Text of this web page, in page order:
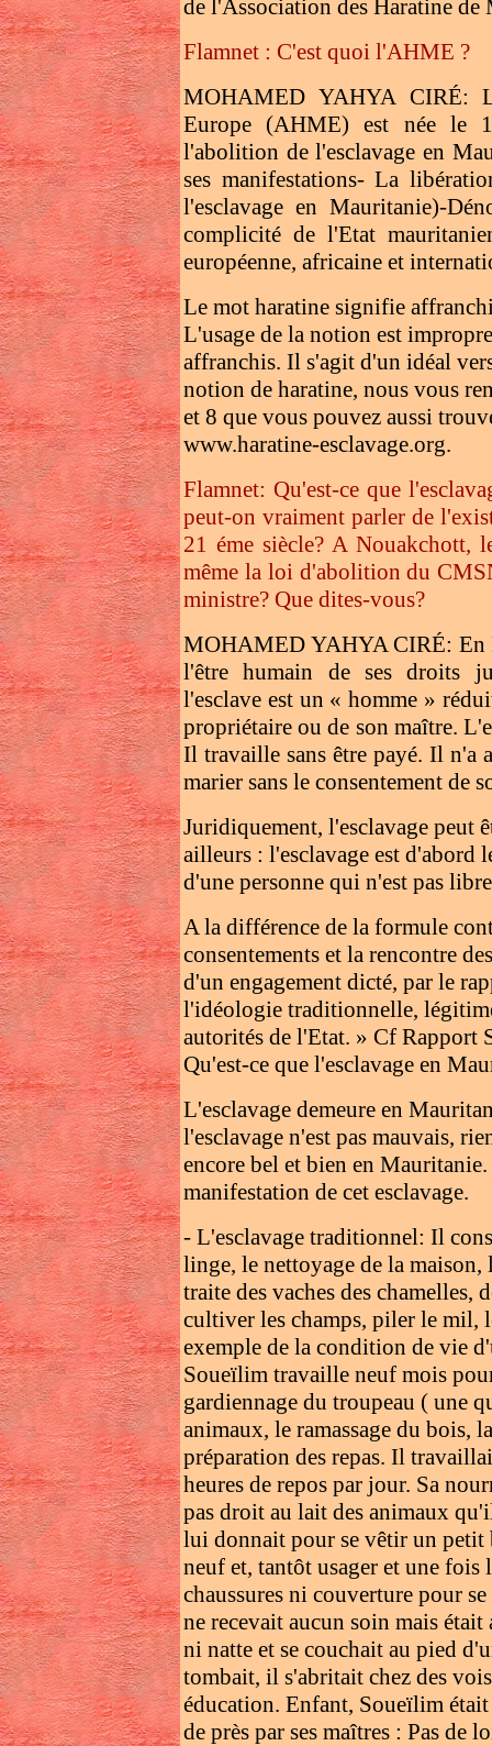
de l'Association des Haratine
Flamnet : C'est quoi l'AHME ?
MOHAMED YAHYA CIRÉ:
Europe (AHME) est née le
l'abolition de l'esclavage en
ses manifestations- La
l'esclavage en Mauritanie)-
complicité de l'Etat
européenne, africaine et
Le mot haratine signifie
L'usage de la notion est
affranchis. Il s'agit d'un idéal
notion de haratine, nous vous
et 8 que vous pouvez aussi
www.haratine-esclavage.org.
Flamnet: Qu'est-ce que
peut-on vraiment parler de
21 éme siècle? A Nouakchott,
même la loi d'abolition du
ministre? Que dites-vous?
MOHAMED YAHYA CIRÉ: En
l'être humain de ses droits
l'esclave est un « homme »
propriétaire ou de son maître.
Il travaille sans être payé. Il n'a
marier sans le consentement de
Juridiquement, l'esclavage peut
ailleurs : l'esclavage est d'abord
d'une personne qui n'est pas
A la différence de la formule
consentements et la rencontre
d'un engagement dicté, par le
l'idéologie traditionnelle,
autorités de l'Etat. » Cf Rapport
Qu'est-ce que l'esclavage en
L'esclavage demeure en
l'esclavage n'est pas mauvais,
encore bel et bien en
manifestation de cet esclavage.
- L'esclavage traditionnel: Il
linge, le nettoyage de la maison,
traite des vaches des chamelles,
cultiver les champs, piler le mil,
exemple de la condition de vie
Soueïlim travaille neuf mois
gardiennage du troupeau ( une
animaux, le ramassage du bois,
préparation des repas. Il
heures de repos par jour. Sa
pas droit au lait des animaux
lui donnait pour se vêtir un petit
neuf et, tantôt usager et une
chaussures ni couverture pour
ne recevait aucun soin mais
ni natte et se couchait au pied
tombait, il s'abritait chez des
éducation. Enfant, Soueïlim
de près par ses maîtres : Pas de